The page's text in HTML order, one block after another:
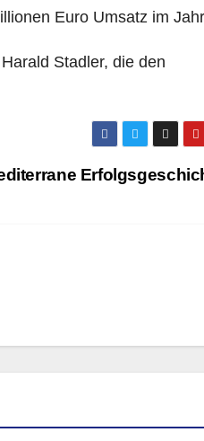
Euro Umsatz im
Stadler, die den